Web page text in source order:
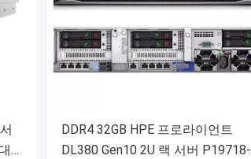
DDR4 32GB HPE 프로라이언트
DL380 Gen10 2U 랙 서버 P19718-